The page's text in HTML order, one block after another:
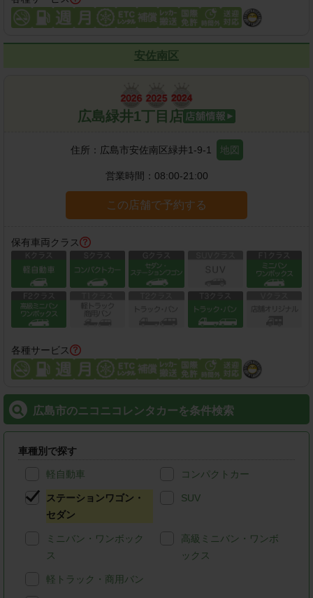
安佐南区
広島緑井1丁目店
住所： 広島市安佐南区緑井1-9-1 地図
営業時間： 08:00-21:00
この店舗で予約する
保有車両クラス
各種サービス
広島市のニコニコレンタカーを条件検索
車種別で探す
軽自動車 コンパクトカー
ステーションワゴン・
セダン
SUV
ミニバン・ワンボック
ス
高級ミニバン・ワンボ
ックス
軽トラック・商用バン